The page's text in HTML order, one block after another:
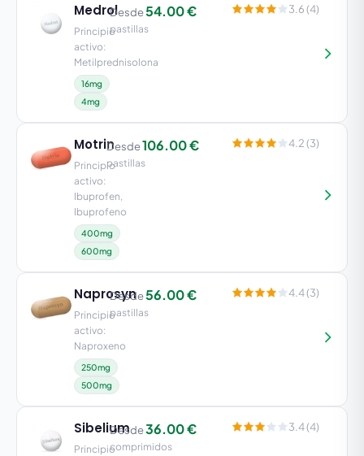
Sibelium
Principio
Desde36.00 €
comprimidos
3.4 (4)
Naprosyn
Principio
activo:
Naproxeno
250mg
500mg
Desde56.00 €
pastillas
4.4 (3)
Motrin
Principio
activo:
Ibuprofen,
Ibuprofeno
400mg
600mg
Desde106.00 €
pastillas
4.2 (3)
Medrol
Principio
activo:
Metilprednisolona
16mg
4mg
Desde54.00 €
pastillas
3.6 (4)